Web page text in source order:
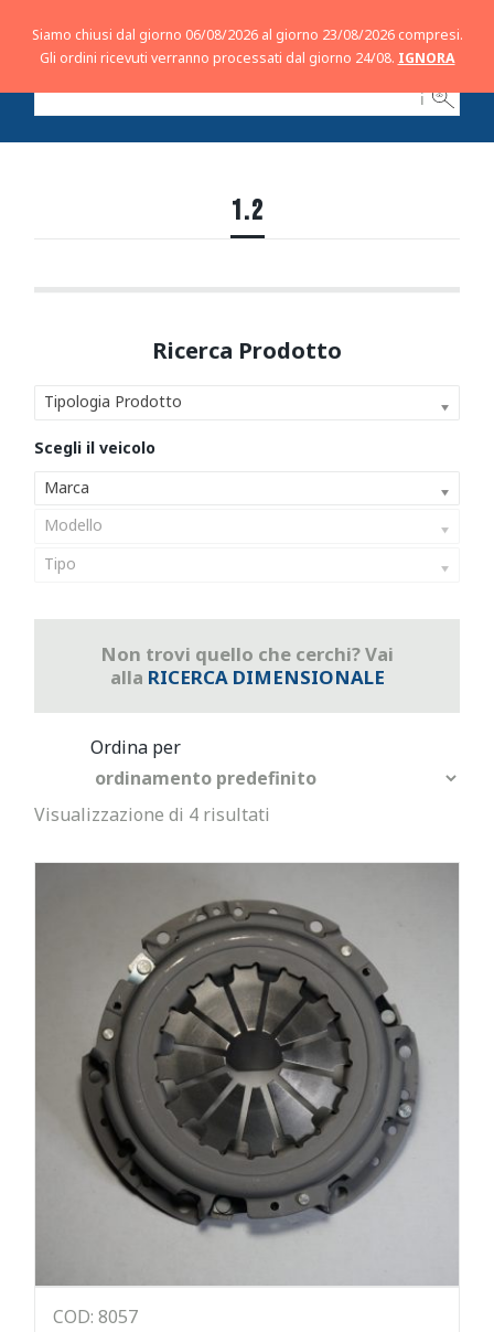
ℹ
1.2
Tipologia Prodotto
Marca
Modello
Tipo
Non trovi quello che cerchi? Vai
alla RICERCA DIMENSIONALE
Visualizzazione di 4 risultati
COD: 8057
Siamo chiusi dal giorno 06/08/2026 al giorno 23/08/2026 compresi.
Gli ordini ricevuti verranno processati dal giorno 24/08. IGNORA